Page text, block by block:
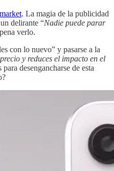
. La magia de la publicidad
delirante “Nadie puede parar
verlo.
con lo nuevo” y pasarse a la
y reduces el impacto en el
desengancharse de esta